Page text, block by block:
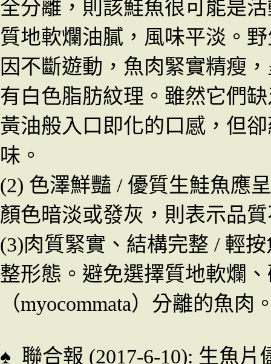
全分離，則該鮭魚很可能是
質地軟爛油膩，風味平淡。
因不斷遊動，魚肉緊實精瘦
有白色脂肪紋理。雖然它們
黃油般入口即化的口感，但
味。
(2) 色澤鮮豔 /優質生鮭魚應
顏色暗淡或發灰，則表示品
(3)肉質緊實、結構完整 / 輕
整形態。避免選擇質地軟爛
（myocommata）分離的魚肉
♠ 聯合報 (2017-6-10): 生魚